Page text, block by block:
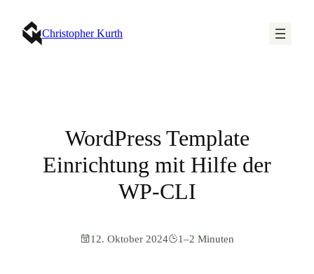
Christopher Kurth
WordPress Template
Einrichtung mit Hilfe der
WP-CLI
12. Oktober 2024 1–2 Minuten